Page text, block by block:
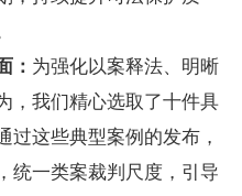
： 为强化以案释法、明晰
，我们精心选取了十件具
过这些典型案例的发布，
统一类案裁判尺度，引导